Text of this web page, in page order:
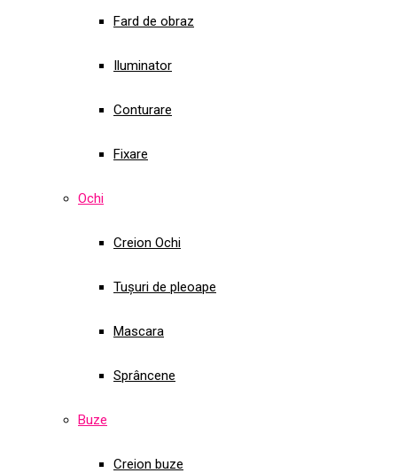
Fard de obraz
Iluminator
Conturare
Fixare
Ochi
Creion Ochi
Tușuri de pleoape
Mascara
Sprâncene
Buze
Creion buze